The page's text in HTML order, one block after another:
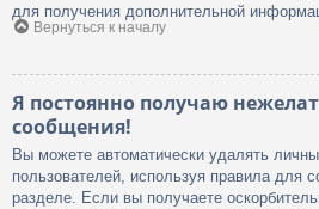
для получения дополнительной
Вернуться к началу
Я постоянно получаю
сообщения!
Вы можете автоматически удалять
пользователей, используя правила для
разделе. Если вы получаете